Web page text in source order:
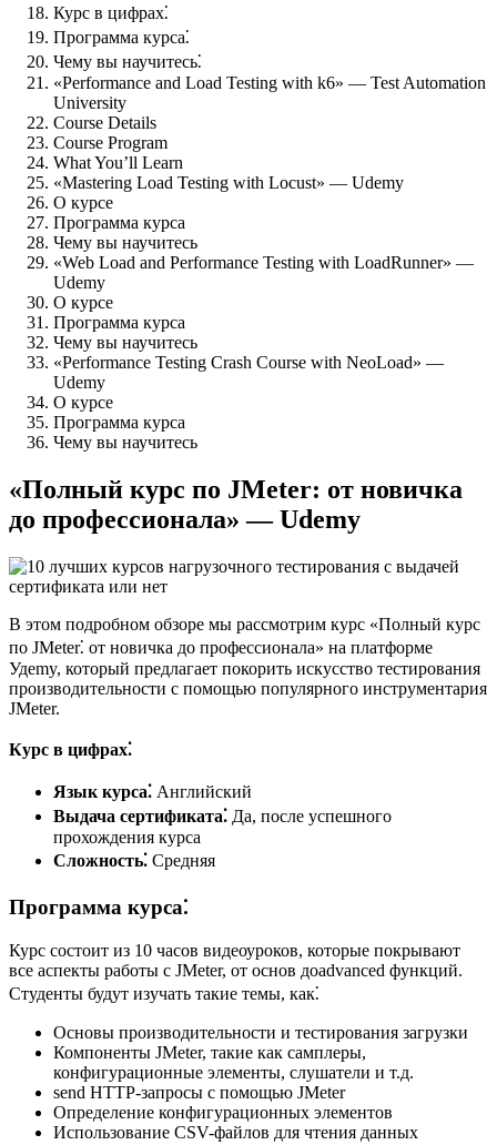
Курс в цифрах⁚
Программа курса⁚
Чему вы научитесь⁚
«Performance and Load Testing with k6» — Test Automation
University
Course Details
Course Program
What You’ll Learn
«Mastering Load Testing with Locust» — Udemy
О курсе
Программа курса
Чему вы научитесь
«Web Load and Performance Testing with LoadRunner» —
Udemy
О курсе
Программа курса
Чему вы научитесь
«Performance Testing Crash Course with NeoLoad» —
Udemy
О курсе
Программа курса
Чему вы научитесь
«Полный курс по JMeter: от новичка
до профессионала» — Udemy
В этом подробном обзоре мы рассмотрим курс «Полный курс
по JMeter⁚ от новичка до профессионала» на платформе
Удemy, который предлагает покорить искусство тестирования
производительности с помощью популярного инструментария
JMeter.
Курс в цифрах⁚
Язык курса⁚ Английский
Выдача сертификата⁚ Да, после успешного
прохождения курса
Сложность⁚ Средняя
Программа курса⁚
Курс состоит из 10 часов видеоуроков, которые покрывают
все аспекты работы с JMeter, от основ доadvanced функций.
Студенты будут изучать такие темы, как⁚
Основы производительности и тестирования загрузки
Компоненты JMeter, такие как самплеры,
конфигурационные элементы, слушатели и т.д.
send HTTP-запросы с помощью JMeter
Определение конфигурационных элементов
Использование CSV-файлов для чтения данных